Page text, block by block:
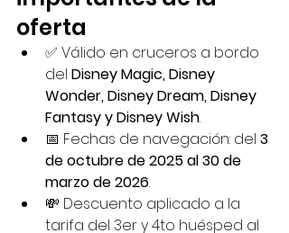
oferta
✅ Válido en cruceros a bordo
del Disney Magic, Disney
Wonder, Disney Dream, Disney
Fantasy y Disney Wish.
📅 Fechas de navegación: del 3
de octubre de 2025 al 30 de
marzo de 2026.
💸 Descuento aplicado a la
tarifa del 3er y 4to huésped al